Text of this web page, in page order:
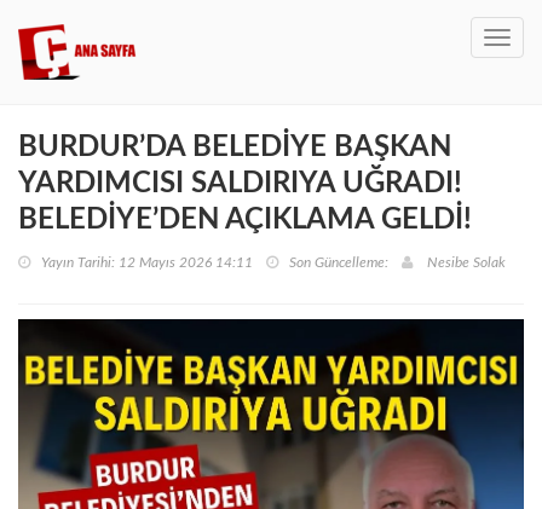
BURDUR’DA BELEDİYE BAŞKAN
YARDIMCISI SALDIRIYA UĞRADI!
BELEDİYE’DEN AÇIKLAMA GELDİ!
Yayın Tarihi: 12 Mayıs 2026 14:11 Son Güncelleme: Nesibe Solak